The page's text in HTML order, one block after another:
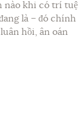
nào khi có trí tuệ
là – đó chính
hồi, ân oán